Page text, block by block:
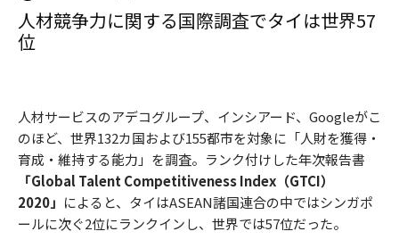
人材競争力に関する国際調査でタイは世界57
位
人材サービスのアデコグループ、インシアード、Googleがこ
のほど、世界132カ国および155都市を対象に「人財を獲得・
育成・維持する能力」を調査。ランク付けした年次報告書
「Global Talent Competitiveness Index（GTCI）
2020」 によると、タイはASEAN諸国連合の中ではシンガポ
ールに次ぐ2位にランクインし、世界では57位だった。